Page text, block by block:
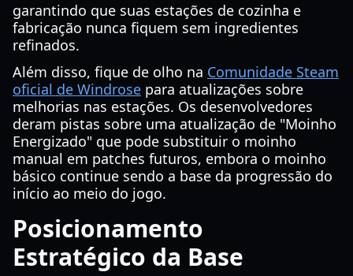
garantindo que suas estações de cozinha e
fabricação nunca fiquem sem ingredientes
refinados.
Além disso, fique de olho na Comunidade Steam
oficial de Windrose para atualizações sobre
melhorias nas estações. Os desenvolvedores
deram pistas sobre uma atualização de "Moinho
Energizado" que pode substituir o moinho
manual em patches futuros, embora o moinho
básico continue sendo a base da progressão do
início ao meio do jogo.
Posicionamento
Estratégico da Base